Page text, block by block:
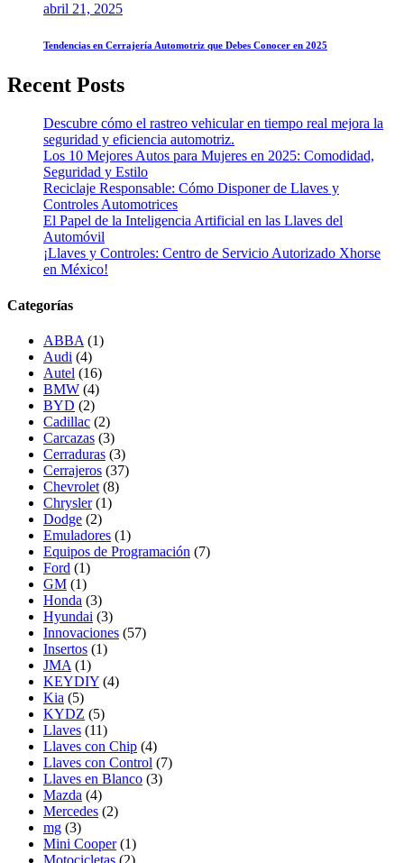
abril 21, 2025
Tendencias en Cerrajería Automotriz que Debes Conocer en 2025
Recent Posts
Descubre cómo el rastreo vehicular en tiempo real mejora la
seguridad y eficiencia automotriz.
Los 10 Mejores Autos para Mujeres en 2025: Comodidad,
Seguridad y Estilo
Reciclaje Responsable: Cómo Disponer de Llaves y
Controles Automotrices
El Papel de la Inteligencia Artificial en las Llaves del
Automóvil
¡Llaves y Controles: Centro de Servicio Autorizado Xhorse
en México!
Categorías
ABBA (1)
Audi (4)
Autel (16)
BMW (4)
BYD (2)
Cadillac (2)
Carcazas (3)
Cerraduras (3)
Cerrajeros (37)
Chevrolet (8)
Chrysler (1)
Dodge (2)
Emuladores (1)
Equipos de Programación (7)
Ford (1)
GM (1)
Honda (3)
Hyundai (3)
Innovaciones (57)
Insertos (1)
JMA (1)
KEYDIY (4)
Kia (5)
KYDZ (5)
Llaves (11)
Llaves con Chip (4)
Llaves con Control (7)
Llaves en Blanco (3)
Mazda (4)
Mercedes (2)
mg (3)
Mini Cooper (1)
Motocicletas (2)